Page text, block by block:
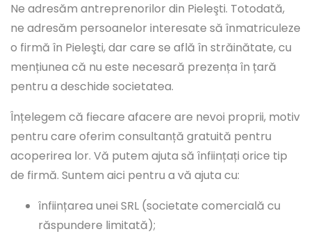
Ne adresăm antreprenorilor din Pieleşti. Totodată,
ne adresăm persoanelor interesate să înmatriculeze
o firmă în Pieleşti, dar care se află în străinătate, cu
mențiunea că nu este necesară prezența în țară
pentru a deschide societatea.
Înțelegem că fiecare afacere are nevoi proprii, motiv
pentru care oferim consultanță gratuită pentru
acoperirea lor. Vă putem ajuta să înființați orice tip
de firmă. Suntem aici pentru a vă ajuta cu:
înființarea unei SRL (societate comercială cu
răspundere limitată);